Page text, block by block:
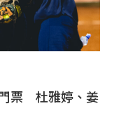
票 杜雅婷、姜